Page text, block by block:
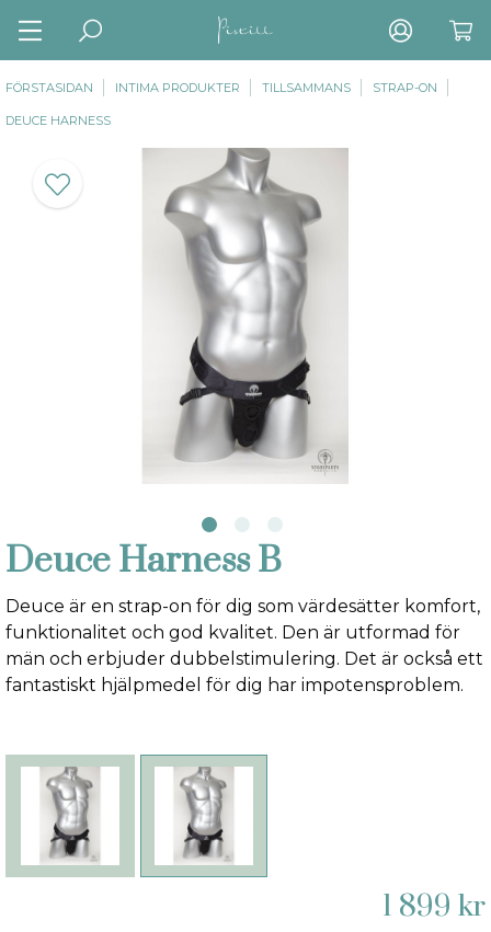
FÖRSTASIDAN INTIMA PRODUKTER TILLSAMMANS STRAP-ON
DEUCE HARNESS
Deuce Harness B
Deuce är en strap-on för dig som värdesätter komfort,
funktionalitet och god kvalitet. Den är utformad för
män och erbjuder dubbelstimulering. Det är också ett
fantastiskt hjälpmedel för dig har impotensproblem.
1 899 kr